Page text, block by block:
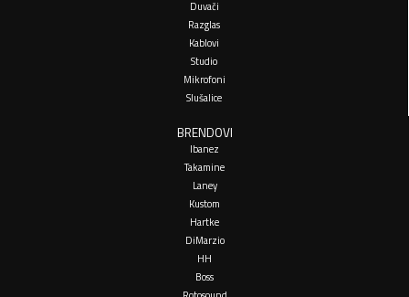
Duvači
Razglas
Kablovi
Studio
Mikrofoni
Slušalice
BRENDOVI
Ibanez
Takamine
Laney
Kustom
Hartke
DiMarzio
HH
Boss